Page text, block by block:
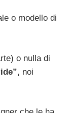
o modello di
o nulla di
noi